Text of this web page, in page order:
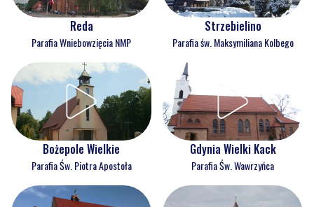
Reda
Parafia Wniebowzięcia NMP
Strzebielino
Parafia św. Maksymiliana Kolbego
Bożepole Wielkie
Parafia Św. Piotra Apostoła
Gdynia Wielki Kack
Parafia Św. Wawrzyńca